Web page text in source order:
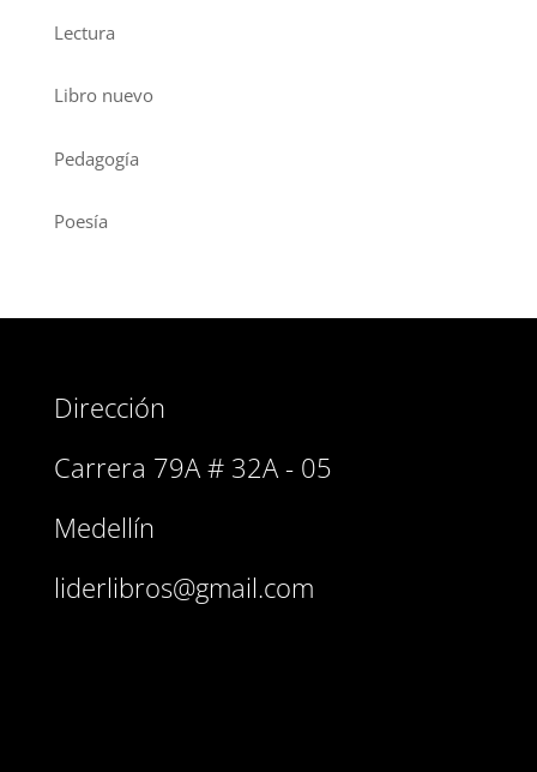
Lectura
Libro nuevo
Pedagogía
Poesía
Dirección
Carrera 79A # 32A - 05
Medellín
liderlibros@gmail.com